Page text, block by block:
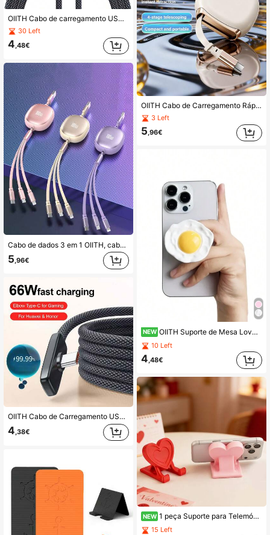
OIITH Cabo de carregamento USB-A para Tipo C de 66 W (máx.), 1 m/1,5 m/2 m, compatível com iPhone 17/16/15/14, Pro 12.9/11, Air 4/5, Mini 6, G, Pixel e outros dispositivos USB-C.
30 Left
4,48€
Cabo de dados 3 em 1 OIITH, cabo de carregamento rápido de 100 W, cabo de carregamento rápido USB para Tipo-C/Micro/Lightning, cabo retrátil automático, enrolador de cabo de dados multifuncional, cabo de carregamento compatível com iPhone 16/16 Pro/15/15 Pro/14/13/12/11/S24/S23/S22/S21, adaptador de carregamento universal de alta eficiência, compatível com Android, câmeras, MP3 players e outros dispositivos, certificado MFi
5 ,96€
OIITH Cabo de Carregamento USB-A para Type-C Preto 66W, 3.3ft/4.9ft/6.6ft, Cabo de Carregamento Rápido Type-C Compatível com iPhone 17/16/15/14, Pro 12.9/11, Air 4/5, Mini 6, Compatível com Samsung, G, Pixel e Outros Dispositivos USB-C
4,38€
OIITH Cabo de Carregamento Rápido USB-C 240W (Máx.), Cabo de Carregamento USB-C Magnético Retrátil, Design Magnético Duplo Tipo C com Extensão Livre, Compatível com iPhone 17/16/15/14/13 Pro Max Pro e Outros Dispositivos, Também Compatível com Samsung, Tablets e Mais, Suporta Carregamento Rápido PD
3 Left
5,96€
NEW OIITH Suporte de Mesa Love com Diamantes e Suporte de Mesa Love com Diamantes, Suporte de Mesa com Design Dobrável - ABS Durável para Smartphones - Estilo Pequeno e Fresco, À Prova de Água e Fácil de Limpar, para Telemóveis e Tablets
10 Left
4 ,48€
NEW 1 peça Suporte para Telemóvel em Forma de Coração, Decoração Romântica para Telemóvel em Forma de Coração para o Dia dos Namorados, Suporte Criativo para Telemóvel em Forma de Coração, Ornamento de Secretária para Casa e Escritório, Presente para o Dia dos Namorados
15 Left